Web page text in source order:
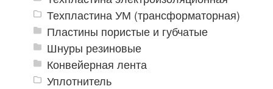
Техпластина УМ (трансформаторная)
Пластины пористые и губчатые
Шнуры резиновые
Конвейерная лента
Уплотнитель